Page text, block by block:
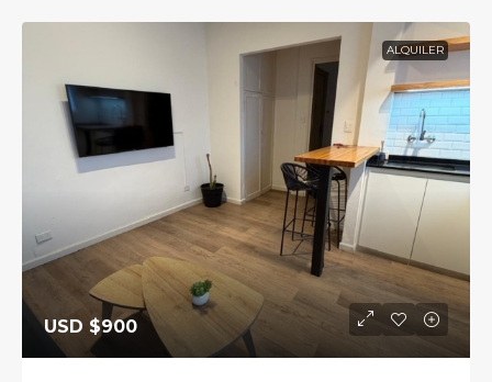
ALQUILER
USD $900